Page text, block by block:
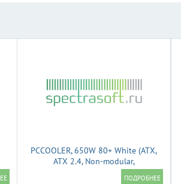
PCCOOLER, 650W 80+ White (ATX,
ATX 2.4, Non-modular,
1x24(20+4)pin 550mm, 1xCPU*2